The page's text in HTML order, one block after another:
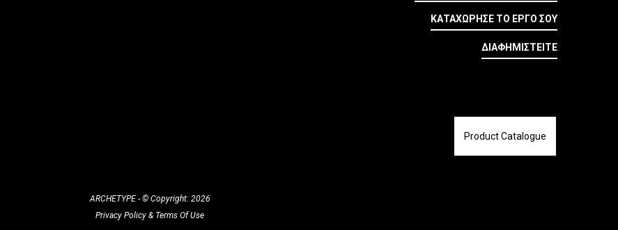
ΚΑΤΑΧΩΡΗΣΕ ΤΟ ΕΡΓΟ ΣΟΥ
ΔΙΑΦΗΜΙΣΤΕΙΤΕ
Product Catalogue
ARCHETYPE - © Copyright: 2026
Privacy Policy & Terms Of Use